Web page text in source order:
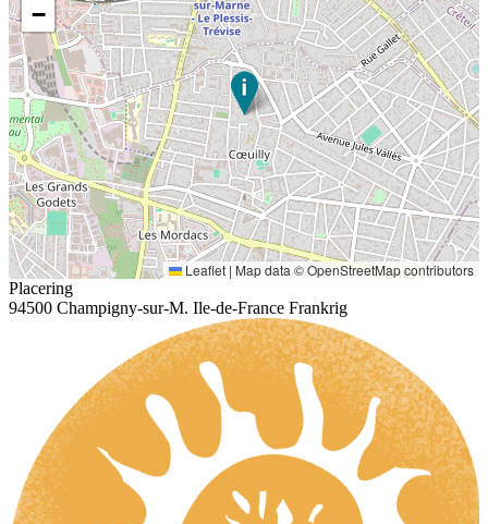
−
Leaflet | Map data ©OpenStreetMapcontributors
Placering
94500 Champigny-sur-M. Ile-de-France Frankrig